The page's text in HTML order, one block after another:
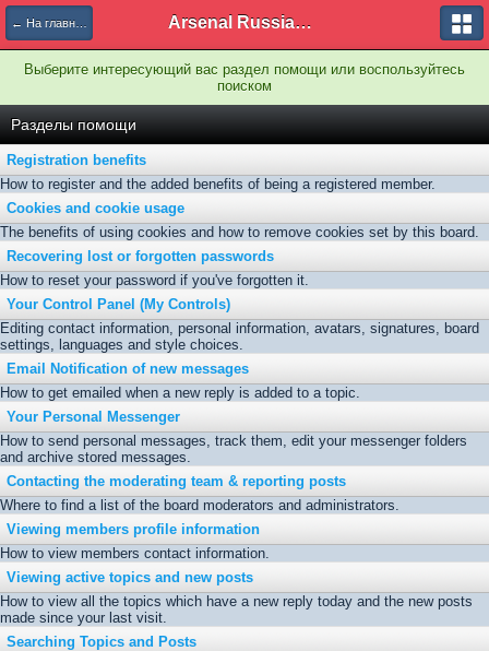
← На главную Arsenal Russian Speaking Supporters Club
Выберите интересующий вас раздел помощи или воспользуйтесь
поиском
Разделы помощи
Registration benefits
How to register and the added benefits of being a registered member.
Cookies and cookie usage
The benefits of using cookies and how to remove cookies set by this board.
Recovering lost or forgotten passwords
How to reset your password if you've forgotten it.
Your Control Panel (My Controls)
Editing contact information, personal information, avatars, signatures, board
settings, languages and style choices.
Email Notification of new messages
How to get emailed when a new reply is added to a topic.
Your Personal Messenger
How to send personal messages, track them, edit your messenger folders
and archive stored messages.
Contacting the moderating team & reporting posts
Where to find a list of the board moderators and administrators.
Viewing members profile information
How to view members contact information.
Viewing active topics and new posts
How to view all the topics which have a new reply today and the new posts
made since your last visit.
Searching Topics and Posts